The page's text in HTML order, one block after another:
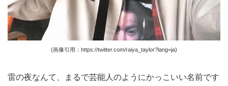
(画像引用：https://twitter.com/raiya_taylor?lang=ja)
雷の夜なんて、まるで芸能人のようにかっこいい名前です